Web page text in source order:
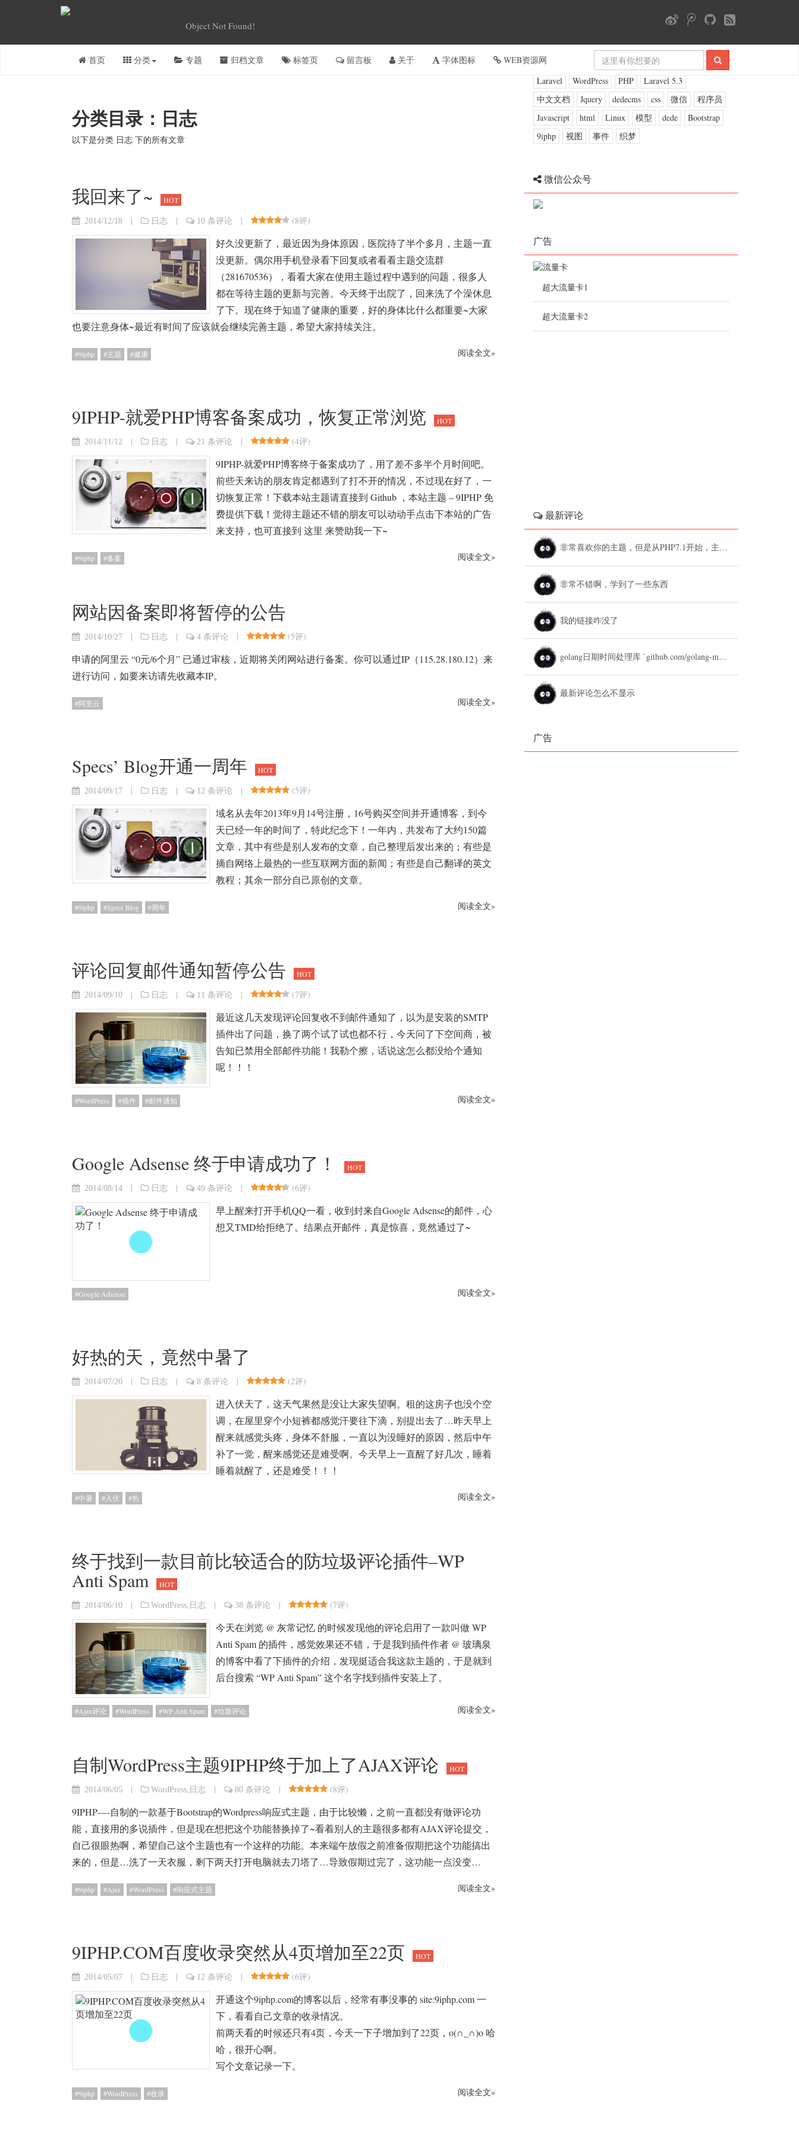
Object Not Found!
首页 分类 专题 归档文章 标签页 留言板 关于 字体图标 WEB资源网
分类目录：日志
以下是分类 日志 下的所有文章
我回来了~ HOT
2014/12/18 | 日志 | 10 条评论 | (8评)
好久没更新了，最近因为身体原因，医院待了半个多月，主题一直
没更新。偶尔用手机登录看下回复或者看看主题交流群
（281670536），看看大家在使用主题过程中遇到的问题，很多人
都在等待主题的更新与完善。今天终于出院了，回来洗了个澡休息
了下。现在终于知道了健康的重要，好的身体比什么都重要~大家
也要注意身体~最近有时间了应该就会继续完善主题，希望大家持续关注。
9iphp 主题 健康 阅读全文»
9IPHP-就爱PHP博客备案成功，恢复正常浏览 HOT
2014/11/12 | 日志 | 21 条评论 | (4评)
9IPHP-就爱PHP博客终于备案成功了，用了差不多半个月时间吧。
前些天来访的朋友肯定都遇到了打不开的情况，不过现在好了，一
切恢复正常！下载本站主题请直接到 Github ，本站主题 – 9IPHP 免
费提供下载！觉得主题还不错的朋友可以动动手点击下本站的广告
来支持，也可直接到 这里 来赞助我一下~
9iphp 备案 阅读全文»
网站因备案即将暂停的公告
2014/10/27 | 日志 | 4 条评论 | (5评)
申请的阿里云 “0元/6个月” 已通过审核，近期将关闭网站进行备案。你可以通过IP（115.28.180.12）来
进行访问，如要来访请先收藏本IP。
阿里云 阅读全文»
Specs’ Blog开通一周年 HOT
2014/09/17 | 日志 | 12 条评论 | (5评)
域名从去年2013年9月14号注册，16号购买空间并开通博客，到今
天已经一年的时间了，特此纪念下！一年内，共发布了大约150篇
文章，其中有些是别人发布的文章，自己整理后发出来的；有些是
摘自网络上最热的一些互联网方面的新闻；有些是自己翻译的英文
教程；其余一部分自己原创的文章。
9iphp Specs Blog 周年 阅读全文»
评论回复邮件通知暂停公告 HOT
2014/09/10 | 日志 | 11 条评论 | (7评)
最近这几天发现评论回复收不到邮件通知了，以为是安装的SMTP
插件出了问题，换了两个试了试也都不行，今天问了下空间商，被
告知已禁用全部邮件功能！我勒个擦，话说这怎么都没给个通知
呢！！！
WordPress 插件 邮件通知 阅读全文»
Google Adsense 终于申请成功了！ HOT
2014/08/14 | 日志 | 49 条评论 | (6评)
早上醒来打开手机QQ一看，收到封来自Google Adsense的邮件，心
想又TMD给拒绝了。结果点开邮件，真是惊喜，竟然通过了~
Google Adsense 阅读全文»
好热的天，竟然中暑了
2014/07/20 | 日志 | 8 条评论 | (2评)
进入伏天了，这天气果然是没让大家失望啊。租的这房子也没个空
调，在屋里穿个小短裤都感觉汗要往下滴，别提出去了…昨天早上
醒来就感觉头疼，身体不舒服，一直以为没睡好的原因，然后中午
补了一觉，醒来感觉还是难受啊。今天早上一直醒了好几次，睡着
睡着就醒了，还是难受！！！
中暑 入伏 热 阅读全文»
终于找到一款目前比较适合的防垃圾评论插件–WP
Anti Spam
HOT
2014/06/10 | WordPress 日志 | 38 条评论 | (7评)
今天在浏览 @ 灰常记忆 的时候发现他的评论启用了一款叫做 WP
Anti Spam 的插件，感觉效果还不错，于是我到插件作者 @ 玻璃泉
的博客中看了下插件的介绍，发现挺适合我这款主题的，于是就到
后台搜索 “WP Anti Spam” 这个名字找到插件安装上了。
Ajax评论 WordPress WP Anti Spam 垃圾评论 阅读全文»
自制WordPress主题9IPHP终于加上了AJAX评论 HOT
2014/06/05 | WordPress 日志 | 80 条评论 | (8评)
9IPHP—-自制的一款基于Bootstrap的Wordpress响应式主题，由于比较懒，之前一直都没有做评论功
能，直接用的多说插件，但是现在想把这个功能替换掉了~看着别人的主题很多都有AJAX评论提交，
自己很眼热啊，希望自己这个主题也有一个这样的功能。本来端午放假之前准备假期把这个功能搞出
来的，但是…洗了一天衣服，剩下两天打开电脑就去刀塔了…导致假期过完了，这功能一点没变…
9iphp Ajax WordPress 响应式主题 阅读全文»
9IPHP.COM百度收录突然从4页增加至22页 HOT
2014/05/07 | 日志 | 12 条评论 | (6评)
开通这个9iphp.com的博客以后，经常有事没事的 site:9iphp.com 一
下，看看自己文章的收录情况。
前两天看的时候还只有4页，今天一下子增加到了22页，o(∩_∩)o 哈
哈，很开心啊。
写个文章记录一下。
9iphp WordPress 收录 阅读全文»
Laravel WordPress PHP
Laravel 5.3
中文文档
Jquery dedecms css 微信
程序员
Javascript
html Linux 模型 dede
Bootstrap
9iphp
视图 事件 织梦
微信公众号
广告
超大流量卡1
超大流量卡2
最新评论
非常喜欢你的主题，但是从PHP7.1开始，主题设置中的列表广告和文章底部广告无法...
非常不错啊，学到了一些东西
我的链接咋没了
golang日期时间处理库 `github.com/golang-module/...
最新评论怎么不显示
广告